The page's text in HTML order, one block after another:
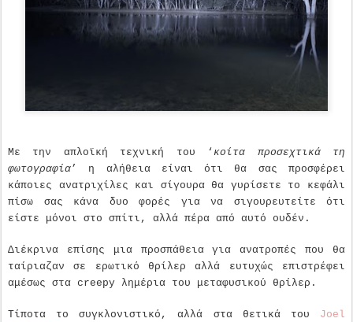
Με την απλοϊκή τεχνική του ‘ κοίτα προσεχτικά τη
φωτογραφία’ η αλήθεια είναι ότι θα σας προσφέρει
κάποιες ανατριχίλες και σίγουρα θα γυρίσετε το κεφάλι
πίσω σας κάνα δυο φορές για να σιγουρευτείτε ότι
είστε μόνοι στο σπίτι, αλλά πέρα από αυτό ουδέν.
Διέκρινα επίσης μια προσπάθεια για ανατροπές που θα
ταίριαζαν σε ερωτικό θρίλερ αλλά ευτυχώς επιστρέφει
αμέσως στα creepy λημέρια του μεταφυσικού θρίλερ.
Τίποτα το συγκλονιστικό, αλλά στα θετικά του Joel